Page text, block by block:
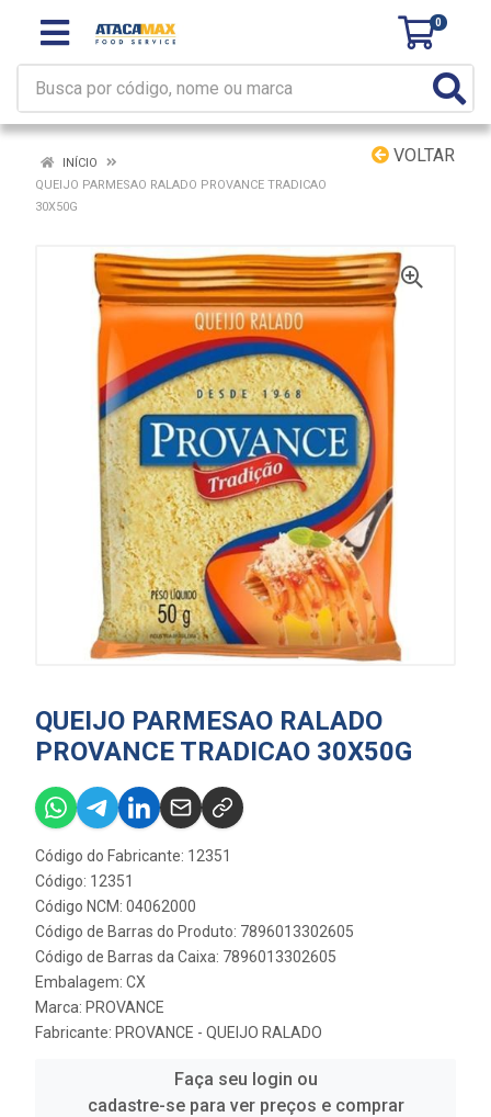
0
VOLTAR
INÍCIO
QUEIJO PARMESAO RALADO PROVANCE TRADICAO
30X50G
QUEIJO PARMESAO RALADO
PROVANCE TRADICAO 30X50G
Código do Fabricante: 12351
Código: 12351
Código NCM: 04062000
Código de Barras do Produto: 7896013302605
Código de Barras da Caixa: 7896013302605
Embalagem: CX
Marca: PROVANCE
Fabricante: PROVANCE - QUEIJO RALADO
Faça seu login ou
cadastre-se para ver preços e comprar